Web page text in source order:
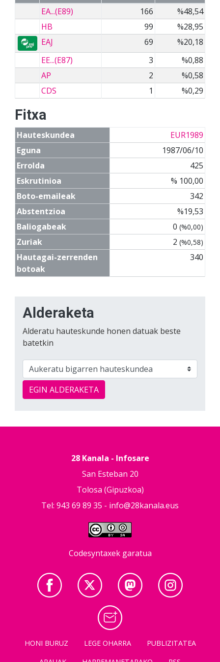
EA...(E89)
166
%48,54
HB
99
%28,95
EAJ
69
%20,18
EE...(E87)
3
%0,88
AP
2
%0,58
CDS
1 %0,29
Fitxa
Hauteskundea
EUR1989
Eguna
1987/06/10
Errolda
425
Eskrutinioa
% 100,00
Boto-emaileak
342
Abstentzioa
%19,53
Baliogabeak
0 (%0,00)
Zuriak 2 (%0,58)
Hautagai-zerrenden
botoak
340
Alderaketa
Alderatu hauteskunde honen datuak beste
batetkin
EGIN ALDERAKETA
28 Kanala - Infosare
San Esteban 20
Tolosa (Gipuzkoa)
Tel: 943 69 89 35 - info@28kanala.eus
Codesyntaxek garatua
HONI BURUZ LEGE OHARRA
PUBLIZITATEA